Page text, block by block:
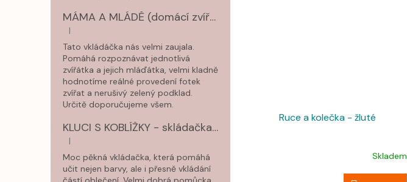
MÁMA A MLÁDĚ (domácí zvířátka) - dvouvrstvé puzzle
Hodnocení produktu je 5 z 5 hvězdiček.
|
Tato vkládáčka nás velmi zaujala.
Pomáhá rozpoznávat jednotlivá
zvířátka a jejich mláďátka, velmi kladně
hodnotíme reálné provedení fotek
zvířat a nerušivý zelený podklad.
Určitě doporučujeme všem.
KLUCI S KOBLÍŽKY - skládačka s kartičkami
Hodnocení produktu je 5 z 5 hvězdiček.
|
Moc pěkná vkládačka, která pomáhá
učit nejen barvy, ale i přesně vkládání
Ruce a kolečka - žluté
Skladem